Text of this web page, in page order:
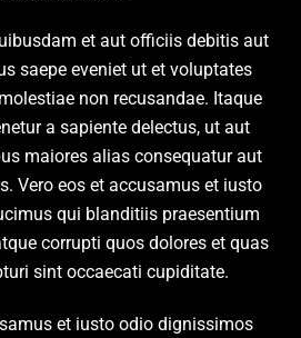
et aut officiis debitis aut
saepe eveniet ut et voluptates
non recusandae. Itaque
a sapiente delectus, ut aut
maiores alias consequatur aut
Vero eos et accusamus et iusto
qui blanditiis praesentium
corrupti quos dolores et quas
sint occaecati cupiditate.
et iusto odio dignissimos